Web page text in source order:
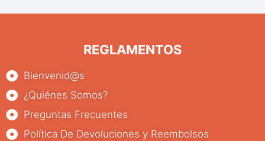
REGLAMENTOS
Bienvenid@s
¿Quiénes Somos?
Preguntas Frecuentes
Política De Devoluciones y Reembolsos